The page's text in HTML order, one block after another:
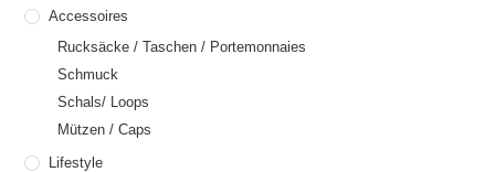
Accessoires
Rucksäcke / Taschen / Portemonnaies
Schmuck
Schals/ Loops
Mützen / Caps
Lifestyle